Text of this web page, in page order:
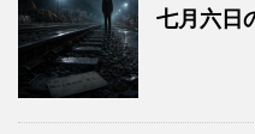
七月六日